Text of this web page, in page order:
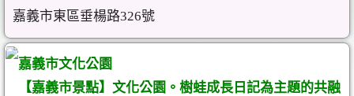
嘉義市東區垂楊路326號
嘉義市文化公園
【嘉義市景點】文化公園。樹蛙成長日記為主題的共融